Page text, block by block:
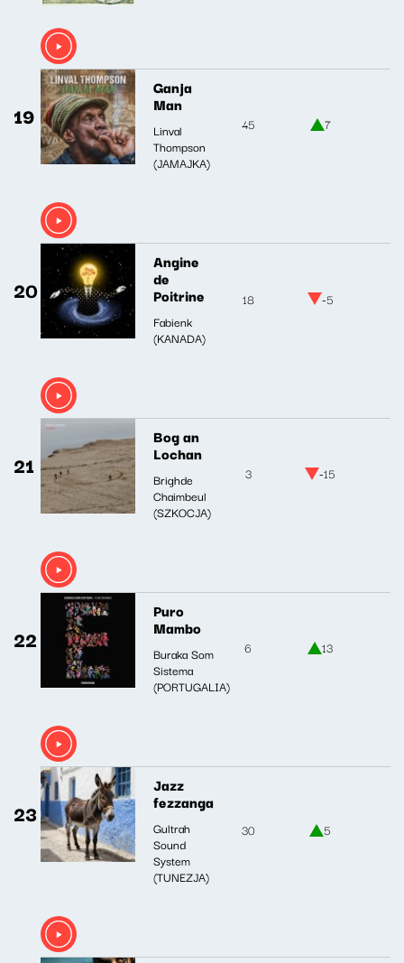
19
Ganja
Man
Linval
Thompson
(JAMAJKA)
45 7
20
Angine
de
Poitrine
Fabienk
(KANADA)
18 -5
21
Bog an
Lochan
Brighde
Chaimbeul
(SZKOCJA)
3 -15
22
Puro
Mambo
Buraka Som
Sistema
(PORTUGALIA)
6 13
23
Jazz
fezzanga
Gultrah
Sound
System
(TUNEZJA)
30 5